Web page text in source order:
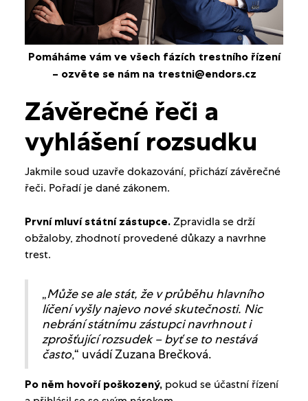
Pomáháme vám ve všech fázích trestního řízení
– ozvěte se nám na trestni@endors.cz
Závěrečné řeči a
vyhlášení rozsudku
Jakmile soud uzavře dokazování, přichází závěrečné
řeči. Pořadí je dané zákonem.
První mluví státní zástupce.Zpravidla se drží
obžaloby, zhodnotí provedené důkazy a navrhne
trest.
„Může se ale stát, že v průběhu hlavního
líčení vyšly najevo nové skutečnosti. Nic
nebrání státnímu zástupci navrhnout i
zprošťující rozsudek – byť se to nestává
často,“ uvádí Zuzana Brečková.
Po něm hovoří poškozený,pokud se účastní řízení